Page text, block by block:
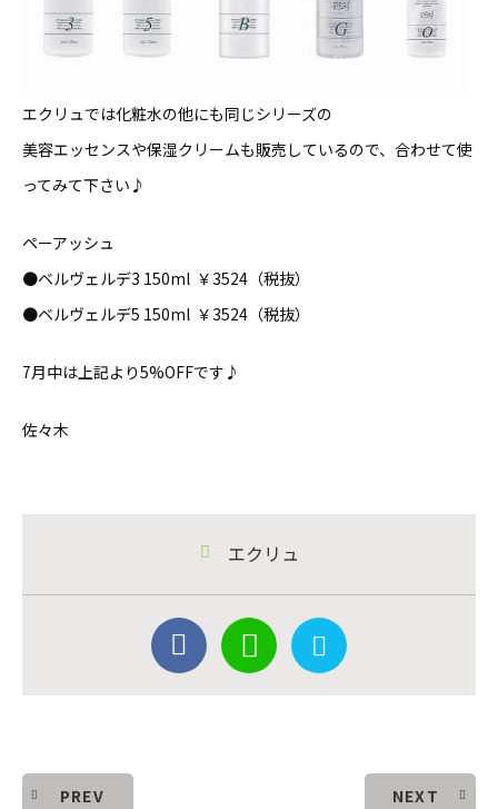
エクリュでは化粧水の他にも同じシリーズの
美容エッセンスや保湿クリームも販売しているので、合わせて使
ってみて下さい♪
ペーアッシュ
●ベルヴェルデ3 150ml ￥3524（税抜）
●ベルヴェルデ5 150ml ￥3524（税抜）
7月中は上記より5%OFFです♪
佐々木
エクリュ
PREV NEXT